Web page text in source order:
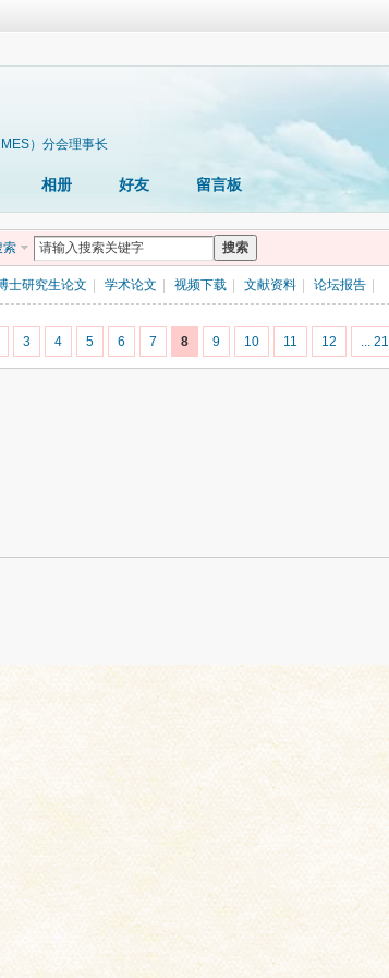
）分会理事长
相册 好友 留言板
索 搜索
士研究生论文 学术论文 视频下载 文献资料 论坛报告
3 4 5 6 7 8 9 10 11 12 ... 21